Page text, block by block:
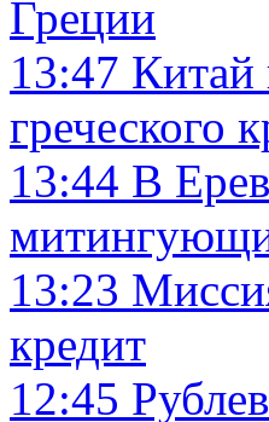
Греции
13:47 Китай
греческого
13:44 В
13:23
кредит
12:45